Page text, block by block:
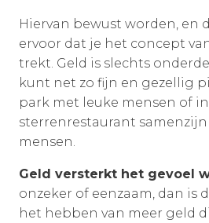
Hiervan bewust worden, en
ervoor dat je het concept
trekt. Geld is slechts
kunt net zo fijn en gezellig
park met leuke mensen of in
sterrenrestaurant
mensen.
Geld versterkt het gevoel
onzeker of eenzaam, dan is
het hebben van meer geld